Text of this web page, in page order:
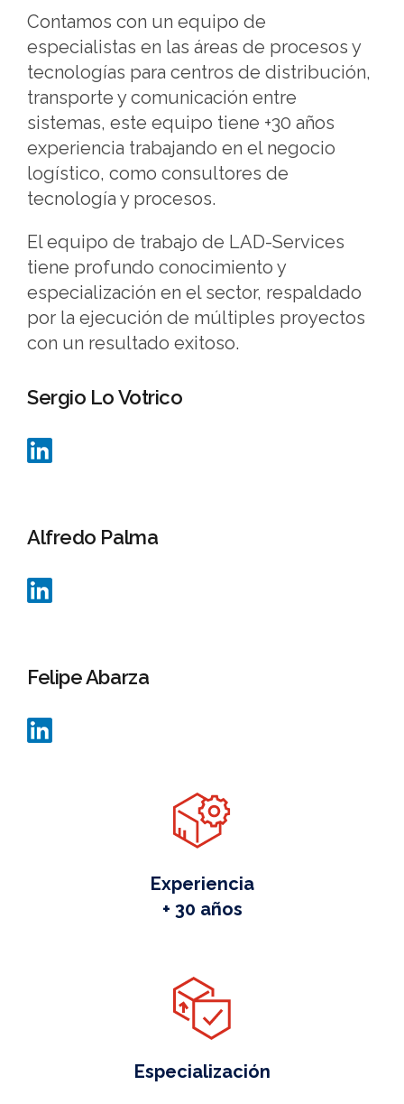
Contamos con un equipo de
especialistas en las áreas de procesos y
tecnologías para centros de distribución,
transporte y comunicación entre
sistemas, este equipo tiene +30 años
experiencia trabajando en el negocio
logístico, como consultores de
tecnología y procesos.
El equipo de trabajo de LAD-Services
tiene profundo conocimiento y
especialización en el sector, respaldado
por la ejecución de múltiples proyectos
con un resultado exitoso.
Sergio Lo Votrico
Alfredo Palma
Felipe Abarza
Experiencia
+ 30 años
Especialización